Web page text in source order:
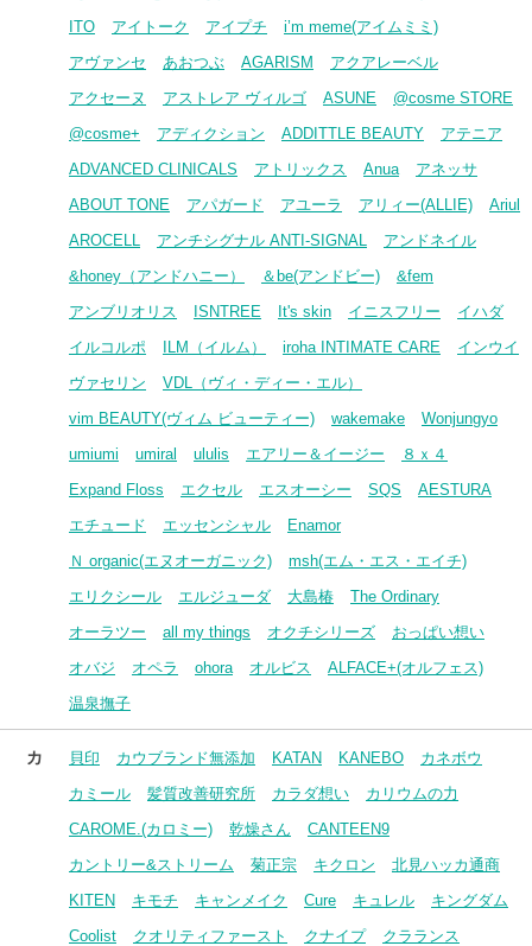
ITO
アイトーク アイプチ
i’m meme(アイムミミ)
アヴァンセ
あおつぶ AGARISM
アクアレーベル
アクセーヌ
アストレア ヴィルゴ ASUNE
@cosme STORE
@cosme+
アディクション ADDITTLE BEAUTY
アテニア
ADVANCED CLINICALS
アトリックス Anua
アネッサ
ABOUT TONE
アパガード アユーラ アリィー(ALLIE)
Ariul
AROCELL
アンチシグナル ANTI-SIGNAL
アンドネイル
&honey（アンドハニー）
＆be(アンドビー)
&fem
アンブリオリス
ISNTREE It's skin イニスフリー
イハダ
イルコルポ
ILM（イルム） iroha INTIMATE CARE
インウイ
ヴァセリン
VDL（ヴィ・ディー・エル）
vim BEAUTY(ヴィム ビューティー)
wakemake
Wonjungyo
umiumi
umiral ululis エアリー＆イージー
８ｘ４
Expand Floss
エクセル エスオーシー SQS
AESTURA
エチュード
エッセンシャル
Enamor
Ｎ organic(エヌオーガニック)
msh(エム・エス・エイチ)
エリクシール
エルジューダ 大島椿
The Ordinary
オーラツー
all my things オクチシリーズ
おっぱい想い
オバジ
オペラ ohora オルビス
ALFACE+(オルフェス)
温泉撫子
カ 貝印 カウブランド無添加 KATAN KANEBO
カネボウ
カミール
髪質改善研究所 カラダ想い
カリウムの力
CAROME.(カロミー)
乾燥さん
CANTEEN9
カントリー&ストリーム
菊正宗 キクロン
北見ハッカ通商
KITEN
キモチ キャンメイク Cure キュレル
キングダム
Coolist
クオリティファースト クナイプ
クラランス